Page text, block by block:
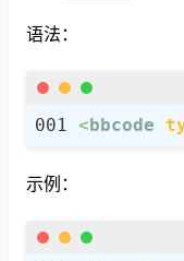
语法：
<bbcode
示例：